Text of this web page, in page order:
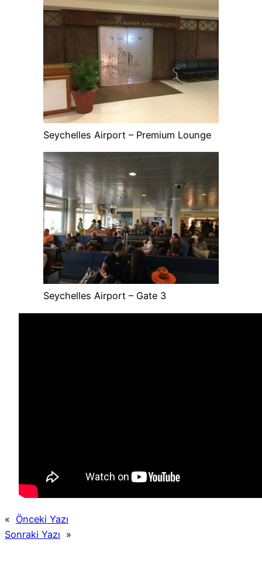
Seychelles Airport – Premium Lounge
Seychelles Airport – Gate 3
« Önceki Yazı
Sonraki Yazı »